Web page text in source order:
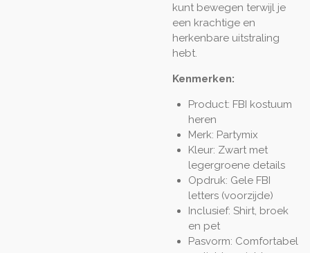
kunt bewegen terwijl je
een krachtige en
herkenbare uitstraling
hebt.
Kenmerken:
Product: FBI kostuum
heren
Merk: Partymix
Kleur: Zwart met
legergroene details
Opdruk: Gele FBI
letters (voorzijde)
Inclusief: Shirt, broek
en pet
Pasvorm: Comfortabel